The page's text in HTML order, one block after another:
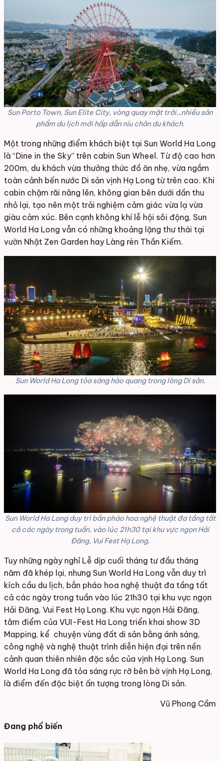
Sun Porto Town, Sun Elite City, vòng quay mặt trời…nhiều sản
phẩm du lịch mới hấp dẫn níu chân du khách.
Một trong những điểm khách biệt tại Sun World Ha Long
là “Dine in the Sky” trên cabin Sun Wheel. Từ độ cao hơn
200m, du khách vừa thưởng thức đồ ăn nhẹ, vừa ngắm
toàn cảnh bến nước Di sản vịnh Hạ Long từ trên cao. Khi
cabin chậm rãi nâng lên, không gian bên dưới dần thu
nhỏ lại, tạo nên một trải nghiệm cảm giác vừa lạ vừa
giàu cảm xúc. Bên cạnh không khí lễ hội sôi động, Sun
World Ha Long vẫn có những khoảng lặng thư thái tại
vườn Nhật Zen Garden hay Làng rèn Thần Kiếm.
Sun World Ha Long tỏa sáng hào quang trong lòng Di sản.
Sun World Ha Long duy trì bắn pháo hoa nghệ thuật đa tầng tất
cả các ngày trong tuần, vào lúc 21h30 tại khu vực ngọn Hải
Đăng, Vui Fest Hạ Long.
Tuy những ngày nghỉ Lễ dịp cuối tháng tư đầu tháng
năm đã khép lại, nhưng Sun World Ha Long vẫn duy trì
kích cầu du lịch, bắn pháo hoa nghệ thuật đa tầng tất
cả các ngày trong tuần vào lúc 21h30 tại khu vực ngọn
Hải Đăng, Vui Fest Hạ Long. Khu vực ngọn Hải Đăng,
tâm điểm của VUI-Fest Ha Long triển khai show 3D
Mapping, kể chuyện vùng đất di sản bằng ánh sáng,
công nghệ và nghệ thuật trình diễn hiện đại trên nền
cảnh quan thiên nhiên đặc sắc của vịnh Hạ Long. Sun
World Ha Long đã tỏa sáng rực rỡ bên bờ vịnh Hạ Long,
là điểm đến đặc biệt ấn tượng trong lòng Di sản.
Vũ Phong Cầm
Đang phổ biến